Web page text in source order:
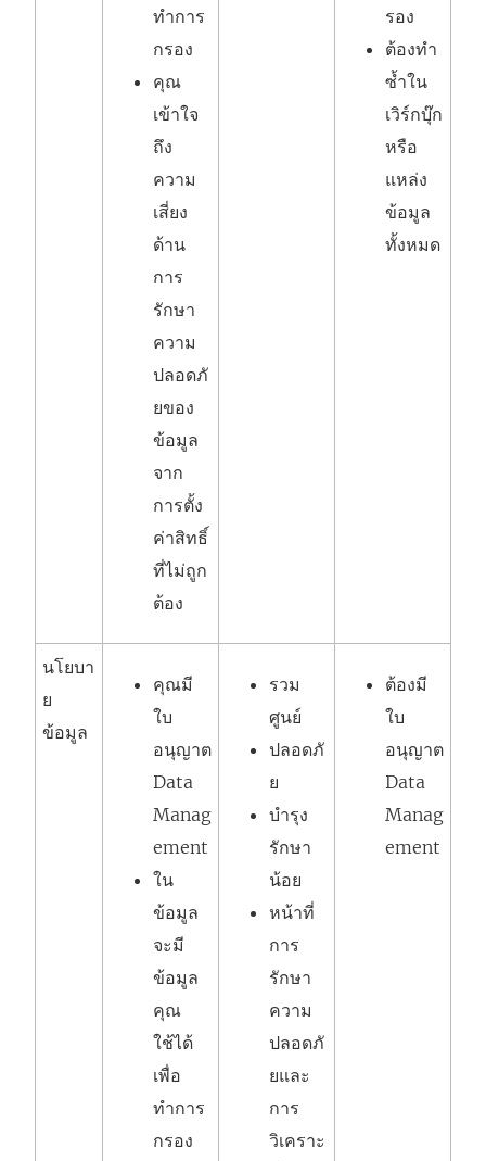
ทำการ
กรอง
คุณ
เข้าใจ
ถึง
ความ
เสี่ยง
ด้าน
การ
รักษา
ความ
ปลอดภั
ยของ
ข้อมูล
จาก
การตั้ง
ค่าสิทธิ์
ที่ไม่ถูก
ต้อง
รอง
ต้องทำ
ซ้ำใน
เวิร์กบุ๊ก
หรือ
แหล่ง
ข้อมูล
ทั้งหมด
นโยบา
ย
ข้อมูล
คุณมี
ใบ
อนุญาต
Data
Manag
ement
ใน
ข้อมูล
จะมี
ข้อมูล
คุณ
ใช้ได้
เพื่อ
ทำการ
กรอง
รวม
ศูนย์
ปลอดภั
ย
บำรุง
รักษา
น้อย
หน้าที่
การ
รักษา
ความ
ปลอดภั
ยและ
การ
วิเคราะ
ต้องมี
ใบ
อนุญาต
Data
Manag
ement